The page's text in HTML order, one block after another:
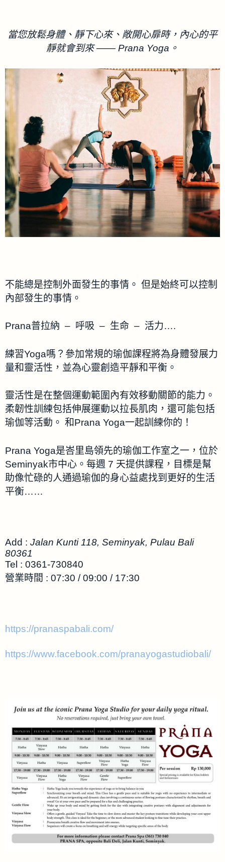
當您放鬆身體、靜下心來、敞開心扉時，內心的平
靜就會到來 —— Prana Yoga。
不能總是控制外面發生的事情。 但是始終可以控制
內部發生的事情。
Prana普拉納 – 呼吸 – 生命 – 活力….
練習Yoga嗎？參加常規的瑜伽課程將為身體發展力
量和靈活性，並為心靈創造平靜和平衡。
靈活性是在整個運動範圍內有效移動關節的能力。
柔韌性訓練包括伸展運動以拉長肌肉，還可能包括
瑜伽等活動。 和Prana Yoga一起訓練你的！
Prana Yoga是峇里島領先的瑜伽工作室之一，位於
Seminyak市中心。每週 7 天提供課程，目標是幫
助像忙碌的人通過瑜伽的身心益處找到更好的生活
平衡……
Add : Jalan Kunti 118, Seminyak, Pulau Bali
80361
Tel : 0361-730840
營業時間 : 07:30 / 09:00 / 17:30
https://pranaspabali.com/
https://www.facebook.com/pranayogastudiobali/